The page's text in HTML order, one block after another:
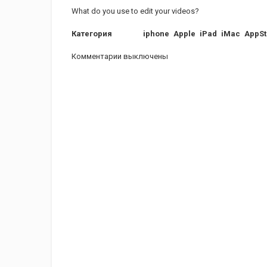
What do you use to edit your videos?
Категория iphone Apple iPad iMac
Комментарии выключены